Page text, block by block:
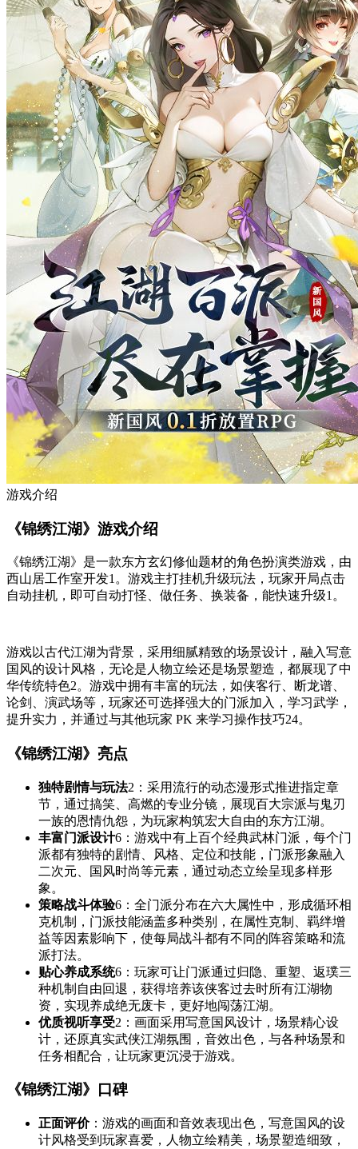
游戏介绍
《锦绣江湖》游戏介绍
《锦绣江湖》是一款东方玄幻修仙题材的角色扮演类游戏，由
西山居工作室开发1 。游戏主打挂机升级玩法，玩家开局点击
自动挂机，即可自动打怪、做任务、换装备，能快速升级1 。
游戏以古代江湖为背景，采用细腻精致的场景设计，融入写意
国风的设计风格，无论是人物立绘还是场景塑造，都展现了中
华传统特色2。游戏中拥有丰富的玩法，如侠客行、断龙谱、
论剑、演武场等，玩家还可选择强大的门派加入，学习武学，
提升实力，并通过与其他玩家 PK 来学习操作技巧24。
《锦绣江湖》亮点
独特剧情与玩法2 ：采用流行的动态漫形式推进指定章
节，通过搞笑、高燃的专业分镜，展现百大宗派与鬼刃
一族的恩情仇怨，为玩家构筑宏大自由的东方江湖。
丰富门派设计6 ：游戏中有上百个经典武林门派，每个门
派都有独特的剧情、风格、定位和技能，门派形象融入
二次元、国风时尚等元素，通过动态立绘呈现多样形
象。
策略战斗体验6 ：全门派分布在六大属性中，形成循环相
克机制，门派技能涵盖多种类别，在属性克制、羁绊增
益等因素影响下，使每局战斗都有不同的阵容策略和流
派打法。
贴心养成系统6 ：玩家可让门派通过归隐、重塑、返璞三
种机制自由回退，获得培养该侠客过去时所有江湖物
资，实现养成绝无废卡，更好地闯荡江湖。
优质视听享受2 ：画面采用写意国风设计，场景精心设
计，还原真实武侠江湖氛围，音效出色，与各种场景和
任务相配合，让玩家更沉浸于游戏。
《锦绣江湖》口碑
正面评价：游戏的画面和音效表现出色，写意国风的设
计风格受到玩家喜爱，人物立绘精美，场景塑造细致，